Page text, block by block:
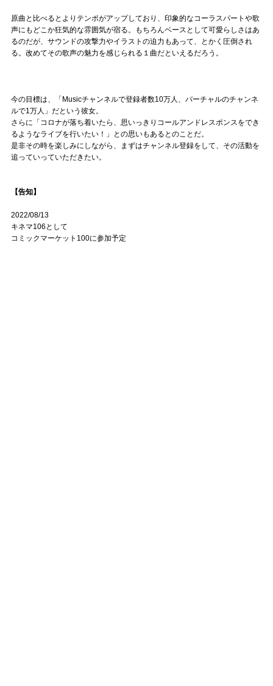
原曲と比べるとよりテンポがアップしており、印象的なコーラスパートや歌
声にもどこか狂気的な雰囲気が宿る。もちろんベースとして可愛らしさはあ
るのだが、サウンドの攻撃力やイラストの迫力もあって、とかく圧倒され
る。改めてその歌声の魅力を感じられる１曲だといえるだろう。
今の目標は、「Musicチャンネルで登録者数10万人、バーチャルのチャンネ
ルで1万人」だという彼女。
さらに「コロナが落ち着いたら、思いっきりコールアンドレスポンスをでき
るようなライブを行いたい！」との思いもあるとのことだ。
是非その時を楽しみにしながら、まずはチャンネル登録をして、その活動を
追っていっていただきたい。
【告知】
2022/08/13
キネマ106として
コミックマーケット100に参加予定